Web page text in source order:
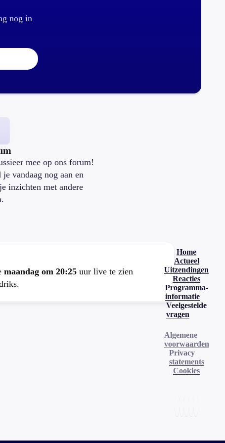
nog in
mee op ons forum!
vandaag nog aan en
inzichten met andere
maandag om 20:25 uur live te zien
Home
Actueel
Uitzendingen
Reacties
Programma-
informatie
Veelgestelde
vragen
Algemene
voorwaarden
Privacy
statements
Cookies